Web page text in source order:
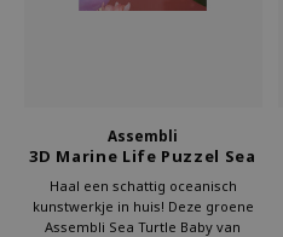
Tassen
Assembli
3D Marine Life Puzzel Sea
Turtle Baby Groen
Haal een schattig oceanisch
kunstwerkje in huis! Deze groene
Assembli Sea Turtle Baby van